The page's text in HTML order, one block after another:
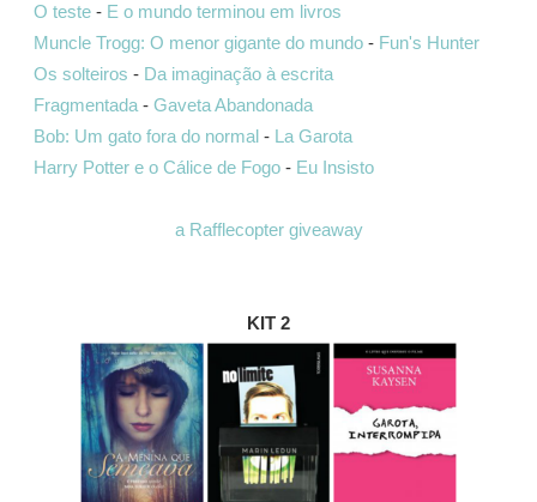
O teste - E o mundo terminou em livros
Muncle Trogg: O menor gigante do mundo - Fun's Hunter
Os solteiros - Da imaginação à escrita
Fragmentada - Gaveta Abandonada
Bob: Um gato fora do normal -
La Garota
Harry Potter e o Cálice de Fogo - Eu Insisto
a Rafflecopter giveaway
KIT 2